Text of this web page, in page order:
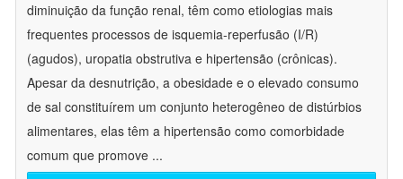
diminuição da função renal, têm como etiologias mais
frequentes processos de isquemia-reperfusão (I/R)
(agudos), uropatia obstrutiva e hipertensão (crônicas).
Apesar da desnutrição, a obesidade e o elevado consumo
de sal constituírem um conjunto heterogêneo de distúrbios
alimentares, elas têm a hipertensão como comorbidade
comum que promove ...